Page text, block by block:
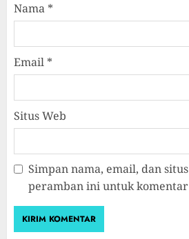
Nama *
Email *
Situs Web
Simpan nama, email, dan
peramban ini untuk